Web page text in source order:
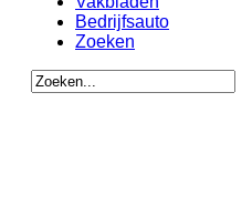
Bedrijfsauto
Zoeken